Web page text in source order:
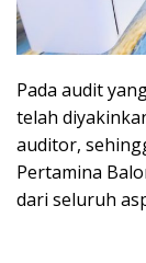
Pada audit
telah
auditor,
Pertamina
dari seluruh